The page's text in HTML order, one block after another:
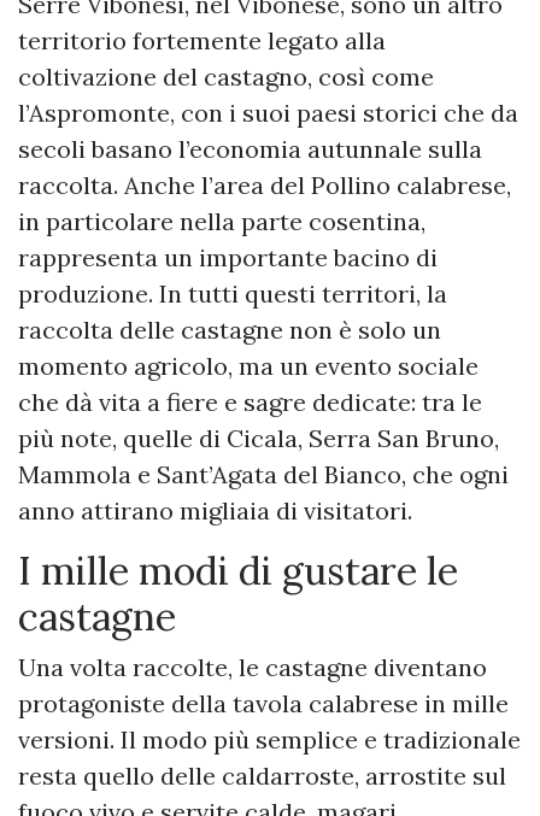
territorio fortemente legato alla
coltivazione del castagno, così come
l’Aspromonte, con i suoi paesi storici che da
secoli basano l’economia autunnale sulla
raccolta. Anche l’area del Pollino calabrese,
in particolare nella parte cosentina,
rappresenta un importante bacino di
produzione. In tutti questi territori, la
raccolta delle castagne non è solo un
momento agricolo, ma un evento sociale
che dà vita a fiere e sagre dedicate: tra le
più note, quelle di Cicala, Serra San Bruno,
Mammola e Sant’Agata del Bianco, che ogni
anno attirano migliaia di visitatori.
I mille modi di gustare le
castagne
Una volta raccolte, le castagne diventano
protagoniste della tavola calabrese in mille
versioni. Il modo più semplice e tradizionale
resta quello delle caldarroste, arrostite sul